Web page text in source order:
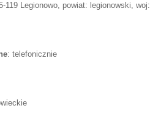
119 Legionowo, powiat: legionowski,
: telefonicznie